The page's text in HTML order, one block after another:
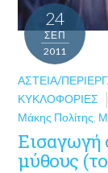
24
ΣΕΠ
2011
ΑΣΤΕΊΑ/
ΚΥΚΛΟΦΟΡΊΕΣ
Μάκης Πολίτης,
Εισαγωγή
μύθους